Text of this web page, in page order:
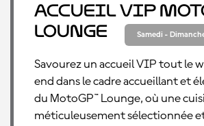
Accueil VIP
Lounge
Samedi -
Savourez un accueil VIP tout le
end dans le cadre accueillant et
du MotoGP™ Lounge, où une
méticuleusement sélectionnée